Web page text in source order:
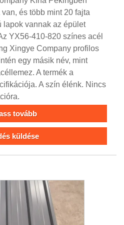
és több mint 20 fajta
vannak az épület
YX56-410-820 színes acél
Xingye Company profilos
egy másik név, mint
A termék a
A szín élénk. Nincs
tovább
küldése